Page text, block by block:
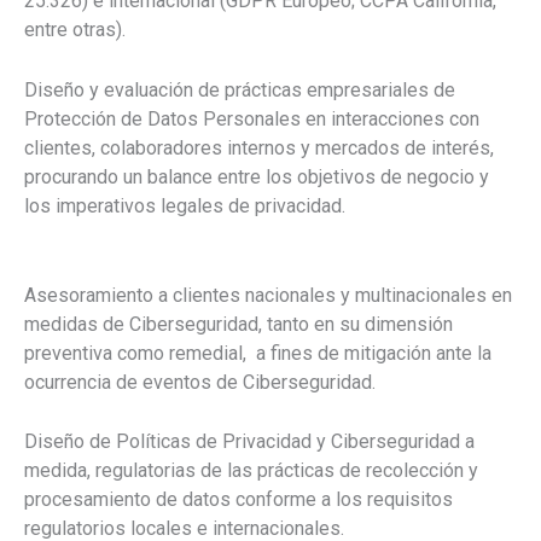
entre otras).
Diseño y evaluación de prácticas empresariales de
Protección de Datos Personales en interacciones con
clientes, colaboradores internos y mercados de interés,
procurando un balance entre los objetivos de negocio y
los imperativos legales de privacidad.
Asesoramiento a clientes nacionales y multinacionales en
medidas de Ciberseguridad, tanto en su dimensión
preventiva como remedial, a fines de mitigación ante la
ocurrencia de eventos de Ciberseguridad.
Diseño de Políticas de Privacidad y Ciberseguridad a
medida, regulatorias de las prácticas de recolección y
procesamiento de datos conforme a los requisitos
regulatorios locales e internacionales.